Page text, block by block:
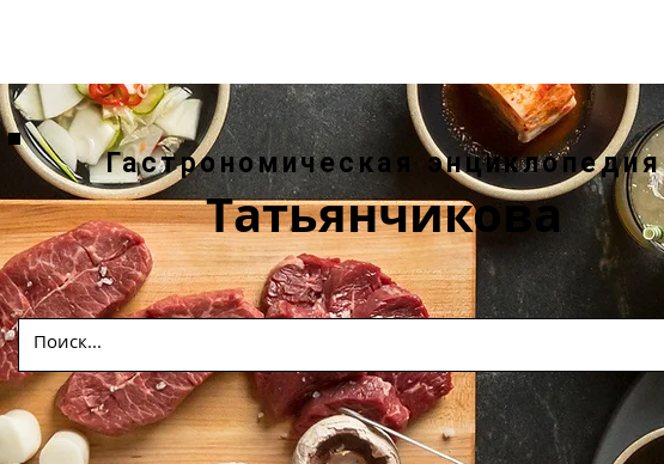
Гастрономическая энциклопедия
Татьянчикова